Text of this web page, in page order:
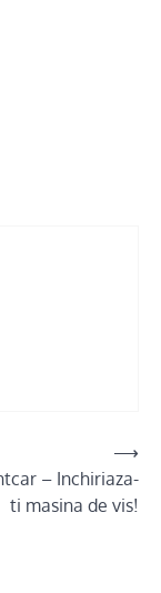
– Inchiriaza-
ti masina de vis!
⟶